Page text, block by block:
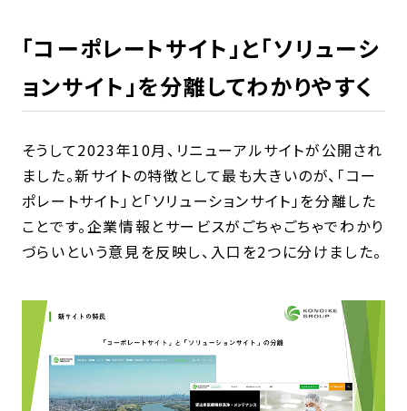
「コーポレートサイト」と「ソリューシ
ョンサイト」を分離してわかりやすく
そうして2023年10月、リニューアルサイトが公開され
ました。新サイトの特徴として最も大きいのが、「コー
ポレートサイト」と「ソリューションサイト」を分離した
ことです。企業情報とサービスがごちゃごちゃでわかり
づらいという意見を反映し、入口を2つに分けました。